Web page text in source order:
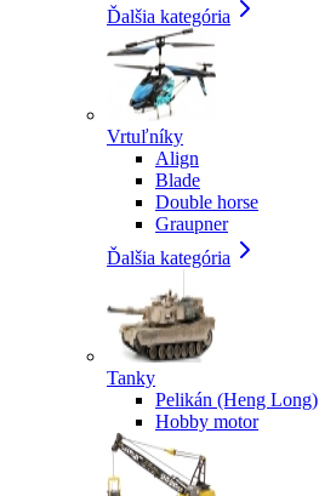
Ďalšia kategória
Vrtuľníky
Align
Blade
Double horse
Graupner
Ďalšia kategória
Tanky
Pelikán (Heng Long)
Hobby motor